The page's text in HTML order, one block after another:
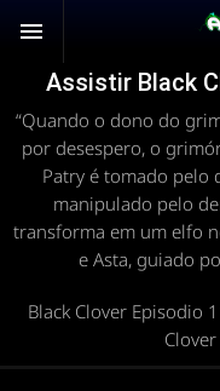
Assistir Black
“Quando o dono do
por desespero, o
Patry é tomado pelo
manipulado pelo
transforma em um elfo
e Asta, guiado
Black Clover Episodio